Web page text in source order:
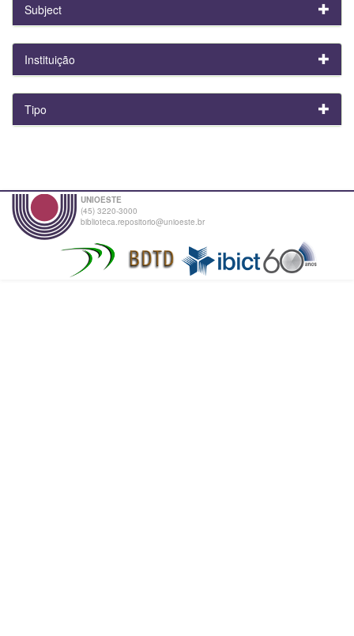
Subject
Instituição
Tipo
UNIOESTE
(45) 3220-3000
biblioteca.repositorio@unioeste.br